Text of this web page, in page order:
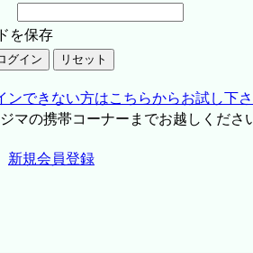
を保存
ンできない方はこちらからお試し下
マの携帯コーナーまでお越しくださ
新規会員登録